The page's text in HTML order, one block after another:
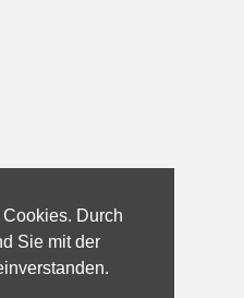
Durch
Sie mit der